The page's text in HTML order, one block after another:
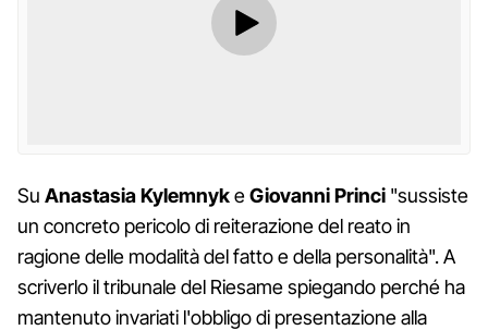
Su Anastasia KylemnykeGiovanni Princi "sussiste
un concreto pericolo di reiterazione del reato in
ragione delle modalità del fatto e della personalità". A
scriverlo il tribunale del Riesame spiegando perché ha
mantenuto invariati l'obbligo di presentazione alla